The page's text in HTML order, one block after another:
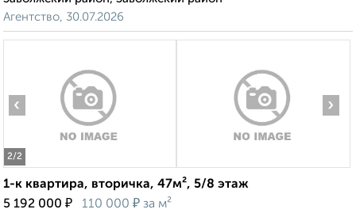
Агентство, 30.07.2026
2/2
‹ ›
1-к квартира, вторичка, 47м², 5/8 этаж
5 192 000 ₽ 110 000 ₽ за м²